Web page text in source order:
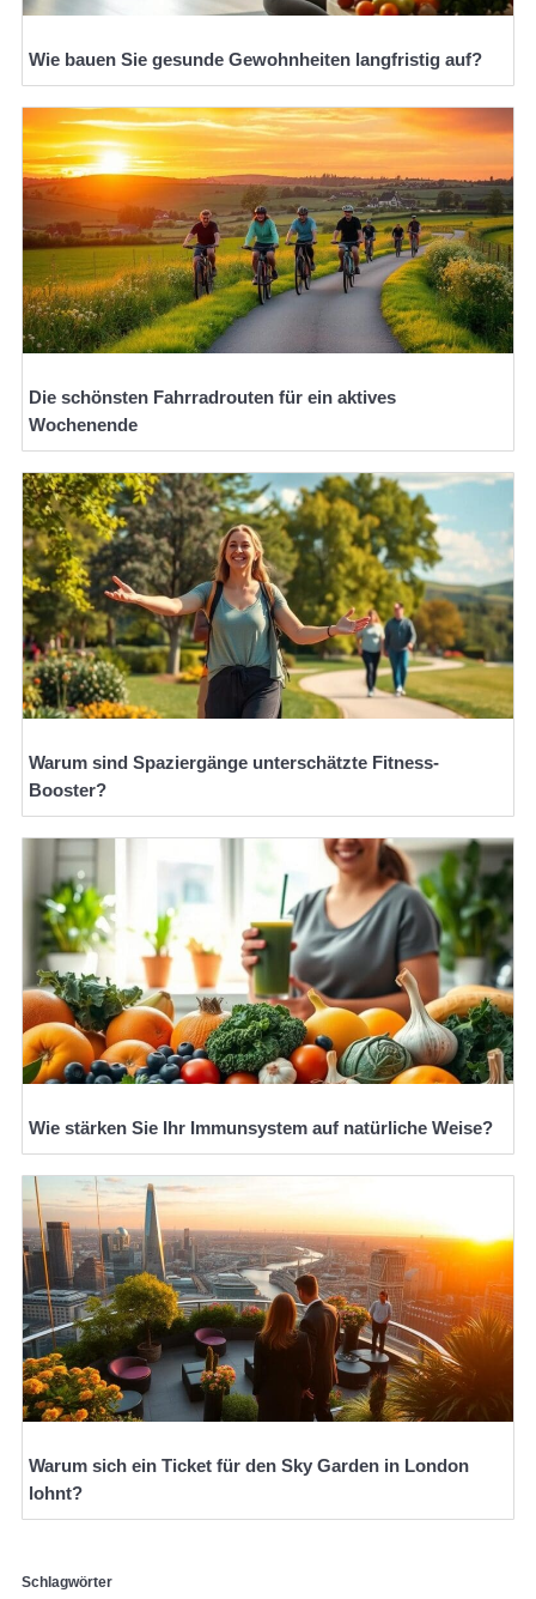
Wie bauen Sie gesunde Gewohnheiten langfristig auf?
Die schönsten Fahrradrouten für ein aktives
Wochenende
Warum sind Spaziergänge unterschätzte Fitness-
Booster?
Wie stärken Sie Ihr Immunsystem auf natürliche Weise?
Warum sich ein Ticket für den Sky Garden in London
lohnt?
Schlagwörter